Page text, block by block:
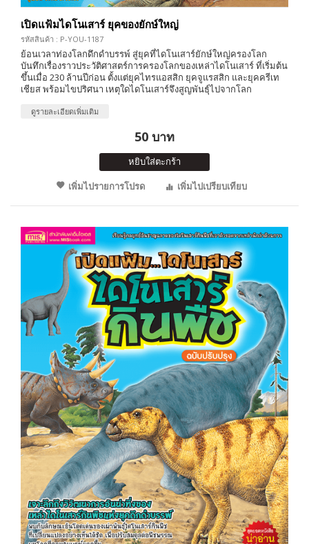
เปิดแฟ้มไดโนเสาร์ ยุคของยักษ์ใหญ่
รหัสสินค้า : P-YOU-1187
ย้อนเวลาท่องโลกดึกดำบรรพ์ สู่ยุคที่ไดโนเสาร์ยักษ์ใหญ่ครองโลก
บันทึกเรื่องราวประวัติศาสตร์การครองโลกของเหล่าไดโนเสาร์ ที่เริ่มต้น
ขึ้นเมื่อ 230 ล้านปีก่อน ตั้งแต่ยุคไทรแอสสิก ยุคจูแรสสิก และยุคครีเท
เชียส พร้อมไขปริศนา เหตุใดไดโนเสาร์จึงสูญพันธุ์ไปจากโลก
ดูรายละเอียดเพิ่มเติม
50 บาท
หยิบใส่ตะกร้า
เพิ่มไปรายการโปรด
เพิ่มไปเปรียบเทียบ